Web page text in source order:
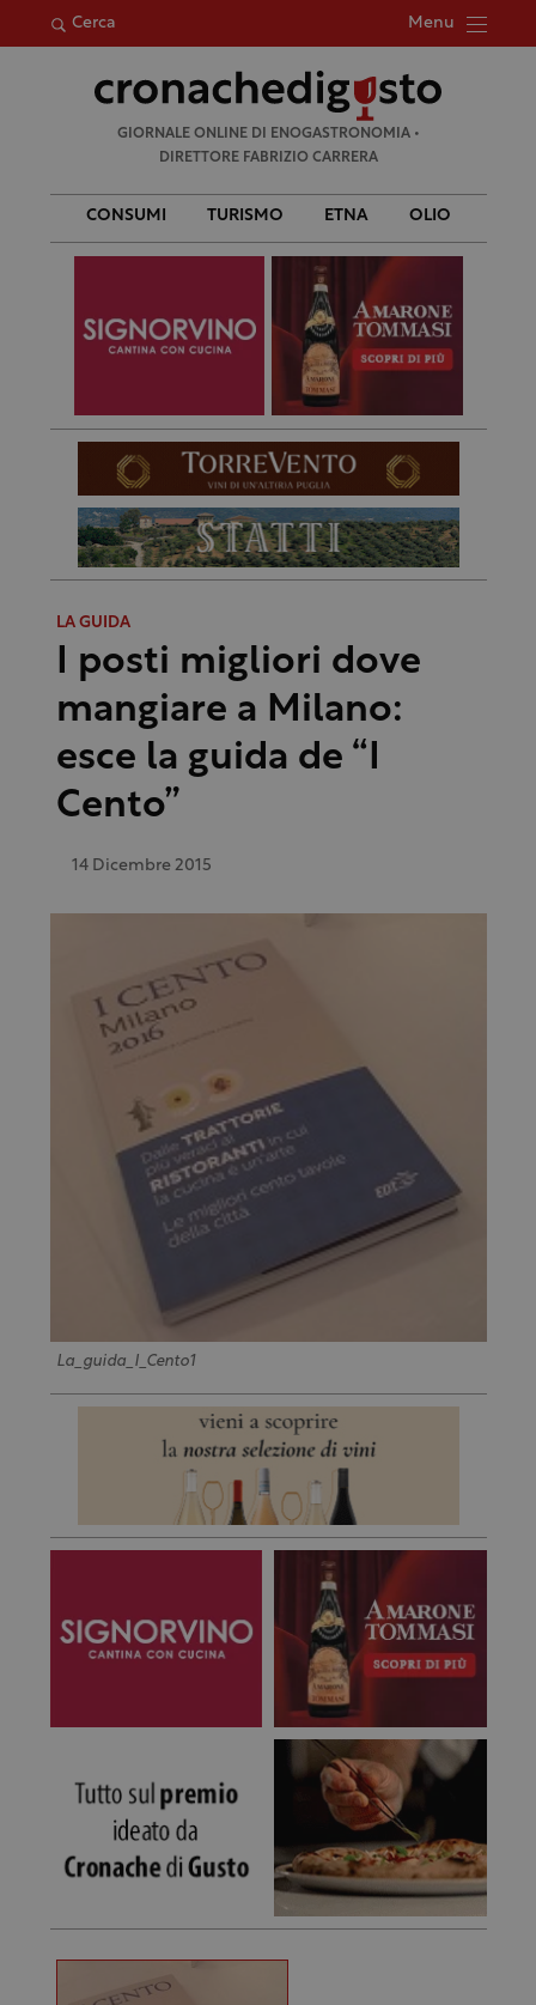
Cerca Menu
per:
GIORNALE ONLINE DI ENOGASTRONOMIA •
DIRETTORE FABRIZIO CARRERA
CONSUMI TURISMO ETNA OLIO
LA GUIDA
I posti migliori dove
mangiare a Milano:
esce la guida de “I
Cento”
14 Dicembre 2015
La_guida_I_Cento1